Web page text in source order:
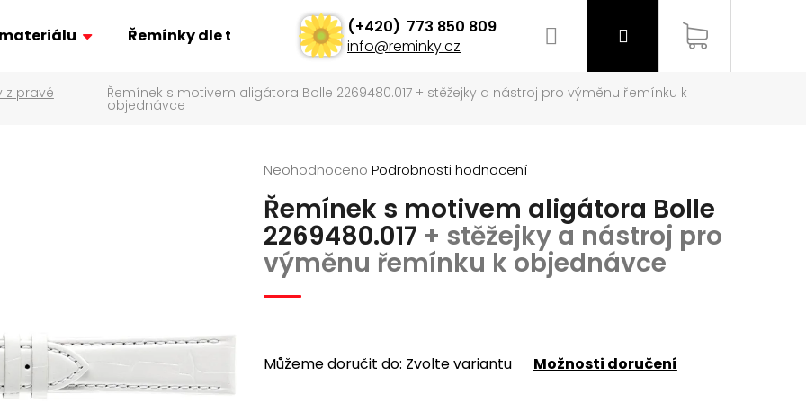
Řemínky dle typu Ostatní
info@reminky.cz
773 850 809 PřihlášeníNákupní
z pravé Řemínek s motivem aligátora Bolle 2269480.017 + stěžejky a nástroj pro výměnu řemínku k
objednávce
Průměrné
produktu
je
0,0
z
5
hvězdiček.
Neohodnoceno Podrobnosti hodnocení
Řemínek s motivem aligátora Bolle
2269480.017 + stěžejky a nástroj pro
výměnu řemínku k objednávce
Můžeme doručit do: Zvolte variantu Možnosti doručení
Co potřebujete najít?
Hledat
ŘEMÍNEK Z PRAVÉ KŮŽE AK0701.01
Kč
POLSTROVANÝ ŘEMÍNEK NA HODINKY